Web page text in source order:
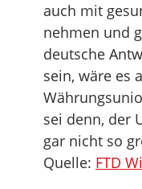
auch mit
nehmen und
deutsche
sein, wäre es
sei denn, der
gar nicht so
Quelle: FTD